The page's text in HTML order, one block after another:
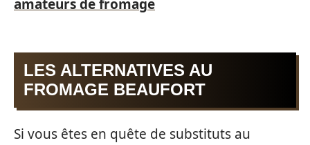
amateurs de fromage
LES ALTERNATIVES AU
FROMAGE BEAUFORT
Si vous êtes en quête de substituts au